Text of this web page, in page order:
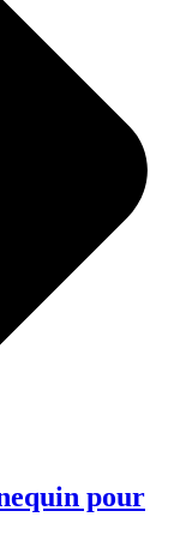
pour